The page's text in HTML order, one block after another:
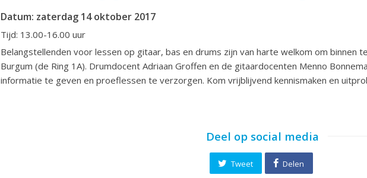
Datum: zaterdag 14 oktober 2017
Tijd: 13.00-16.00 uur
Belangstellenden voor lessen op gitaar, bas en drums zijn van harte welkom om binnen
Burgum (de Ring 1A). Drumdocent Adriaan Groffen en de gitaardocenten Menno
informatie te geven en proeflessen te verzorgen. Kom vrijblijvend kennismaken en
Deel op social media
Tweet Delen